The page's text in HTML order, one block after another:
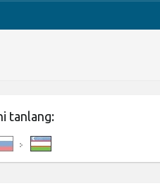
tanlang: